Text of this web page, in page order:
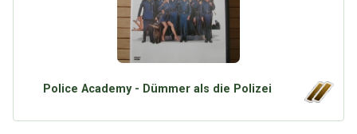
Google
Zufallsartikel
Kategoriewolke
Police Academy - Dümmer als die Polizei